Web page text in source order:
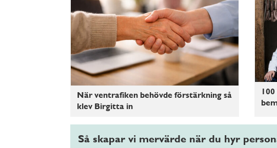
När ventrafiken behövde förstärkning så
klev Birgitta in
Så skapar vi mervärde när du hyr